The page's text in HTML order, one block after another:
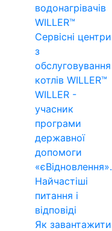
водонагрівачів
WILLER™
Сервісні центри
з
обслуговування
котлів WILLER™
WILLER -
учасник
програми
державної
допомоги
«єВідновлення».
Найчастіші
питання і
відповіді
Як завантажити